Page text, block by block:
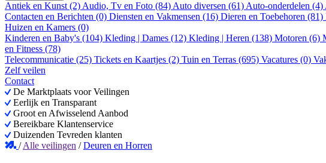
Antiek en Kunst (2) Audio, Tv en Foto (84) Auto diversen (61) Auto-onderdelen (4)
Contacten en Berichten (0) Diensten en Vakmensen (16) Dieren en Toebehoren (81)
Huizen en Kamers (0)
Kinderen en Baby's (104) Kleding | Dames (12) Kleding | Heren (138) Motoren (6)
en Fitness (78)
Telecommunicatie (25) Tickets en Kaartjes (2) Tuin en Terras (695) Vacatures (0)
Zelf veilen
Contact
De Marktplaats voor Veilingen
Eerlijk en Transparant
Groot en Afwisselend Aanbod
Bereikbare Klantenservice
Duizenden Tevreden klanten
/Alle veilingen /Deuren en Horren